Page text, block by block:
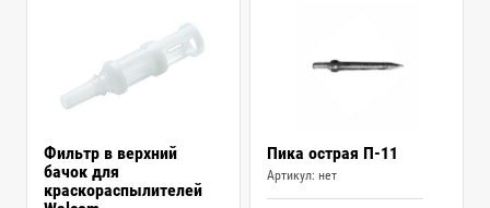
Фильтр в верхний
бачок для
краскораспылителей
Пика острая П-11
Артикул: нет